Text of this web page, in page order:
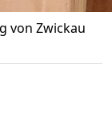
von Zwickau